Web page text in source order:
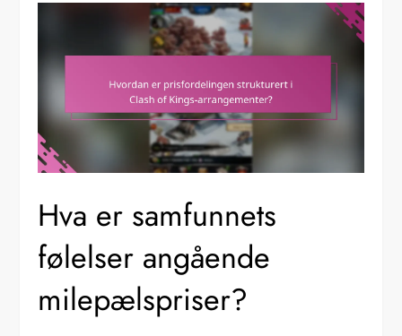
Hva er samfunnets
følelser angående
milepælspriser?